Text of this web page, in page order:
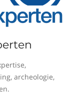
archeologie,